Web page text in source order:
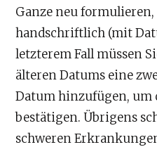
Ganze neu
handschriftlich (mit
letzterem Fall müssen
älteren Datums eine
Datum hinzufügen, um
bestätigen. Übrigens
schweren